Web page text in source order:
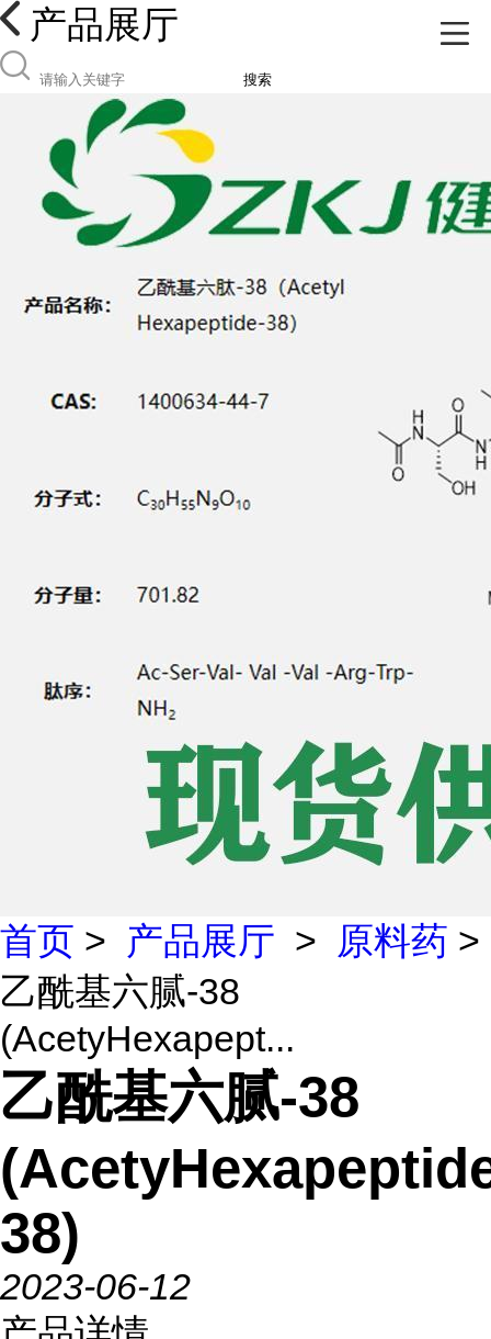
产品展厅
搜索
首页 > 产品展厅 > 原料药 >
乙酰基六腻-38
(AcetyHexapept...
乙酰基六腻-38
38)
2023-06-12